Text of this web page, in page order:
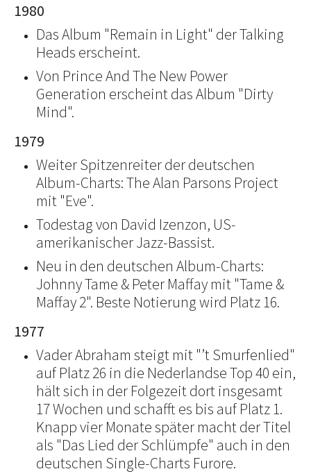
1980
Das Album "Remain in Light" der Talking
Heads erscheint.
Von Prince And The New Power
Generation erscheint das Album "Dirty
Mind".
1979
Weiter Spitzenreiter der deutschen
Album-Charts: The Alan Parsons Project
mit "Eve".
Todestag von David Izenzon, US-
amerikanischer Jazz-Bassist.
Neu in den deutschen Album-Charts:
Johnny Tame & Peter Maffay mit "Tame &
Maffay 2". Beste Notierung wird Platz 16.
1977
Vader Abraham steigt mit "’t Smurfenlied"
auf Platz 26 in die Nederlandse Top 40 ein,
hält sich in der Folgezeit dort insgesamt
17 Wochen und schafft es bis auf Platz 1.
Knapp vier Monate später macht der Titel
als "Das Lied der Schlümpfe" auch in den
deutschen Single-Charts Furore.